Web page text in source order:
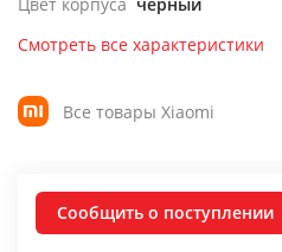
Смотреть все характеристики
Все товары Xiaomi
Сообщить о поступлении